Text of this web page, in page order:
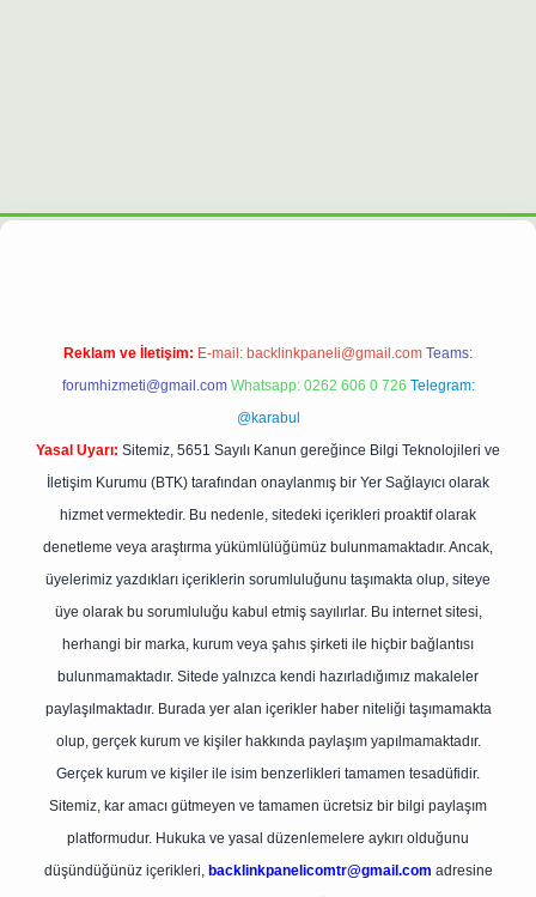
casinohttps://betexpergiris.casino/betexpergir.net
Reklam ve İletişim: E-mail: backlinkpaneli@gmail.com Teams:
forumhizmeti@gmail.com Whatsapp: 0262 606 0 726 Telegram:
@karabul
Yasal Uyarı: Sitemiz, 5651 Sayılı Kanun gereğince Bilgi Teknolojileri ve
İletişim Kurumu (BTK) tarafından onaylanmış bir Yer Sağlayıcı olarak
hizmet vermektedir. Bu nedenle, sitedeki içerikleri proaktif olarak
denetleme veya araştırma yükümlülüğümüz bulunmamaktadır. Ancak,
üyelerimiz yazdıkları içeriklerin sorumluluğunu taşımakta olup, siteye
üye olarak bu sorumluluğu kabul etmiş sayılırlar. Bu internet sitesi,
herhangi bir marka, kurum veya şahıs şirketi ile hiçbir bağlantısı
bulunmamaktadır. Sitede yalnızca kendi hazırladığımız makaleler
paylaşılmaktadır. Burada yer alan içerikler haber niteliği taşımamakta
olup, gerçek kurum ve kişiler hakkında paylaşım yapılmamaktadır.
Gerçek kurum ve kişiler ile isim benzerlikleri tamamen tesadüfidir.
Sitemiz, kar amacı gütmeyen ve tamamen ücretsiz bir bilgi paylaşım
platformudur. Hukuka ve yasal düzenlemelere aykırı olduğunu
düşündüğünüz içerikleri, backlinkpanelicomtr@gmail.com adresine